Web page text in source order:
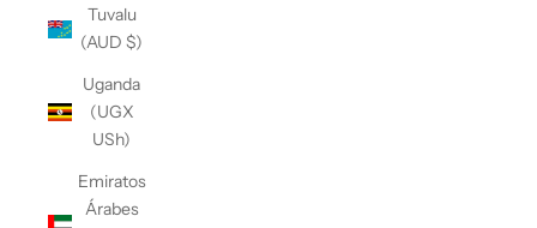
Tuvalu
(AUD $)
Uganda
(UGX
USh)
Emiratos
Árabes